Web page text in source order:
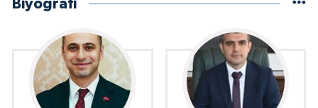
Biyografi